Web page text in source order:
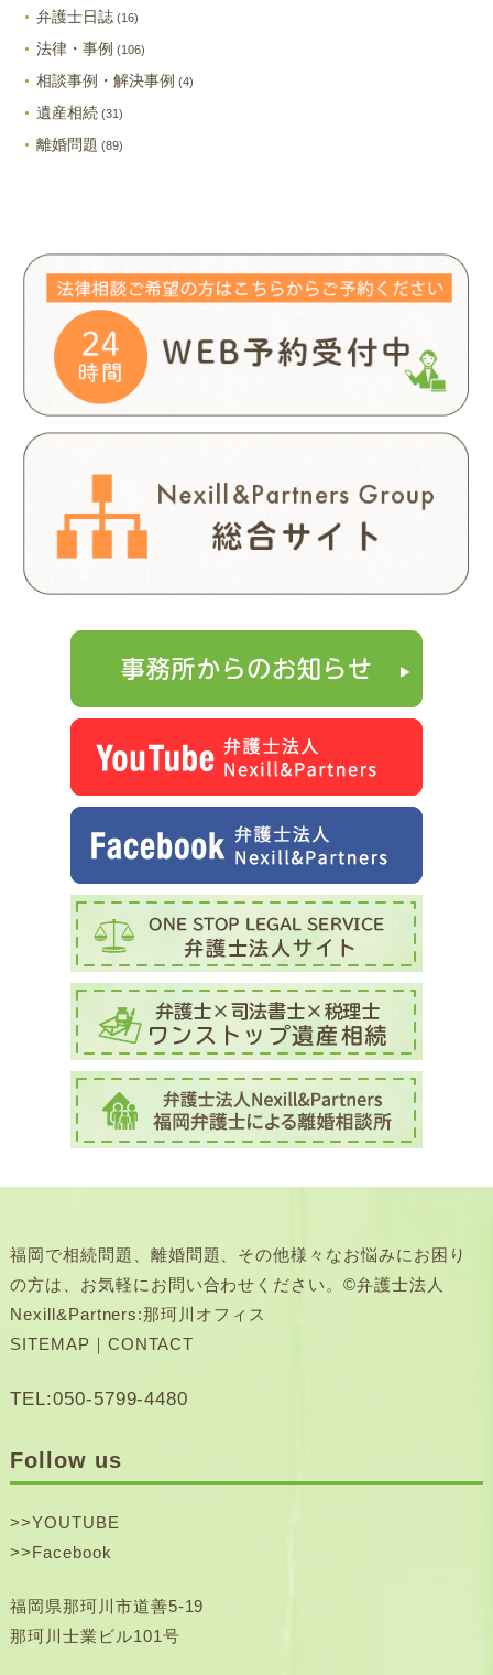
弁護士日誌(16)
法律・事例 (106)
相談事例・解決事例 (4)
遺産相続(31)
離婚問題 (89)
福岡で相続問題、離婚問題、その他様々なお悩みにお困り
の方は、お気軽にお問い合わせください。©弁護士法人
Nexill&Partners:那珂川オフィス
SITEMAP ｜ CONTACT
TEL:050-5799-4480
Follow us
>>YOUTUBE
>>Facebook
福岡県那珂川市道善5-19
那珂川士業ビル101号